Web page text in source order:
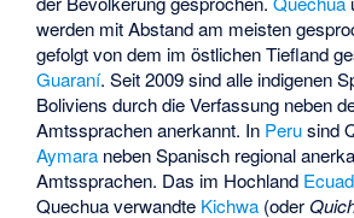
werden mit Abstand am meisten
gefolgt von dem im östlichen Tiefland
Guaraní. Seit 2009 sind alle indigenen
Boliviens durch die Verfassung neben
Amtssprachen anerkannt. In Perusind
Aymara neben Spanisch regional
Amtssprachen. Das im Hochland
Quechua verwandte Kichwa (oder